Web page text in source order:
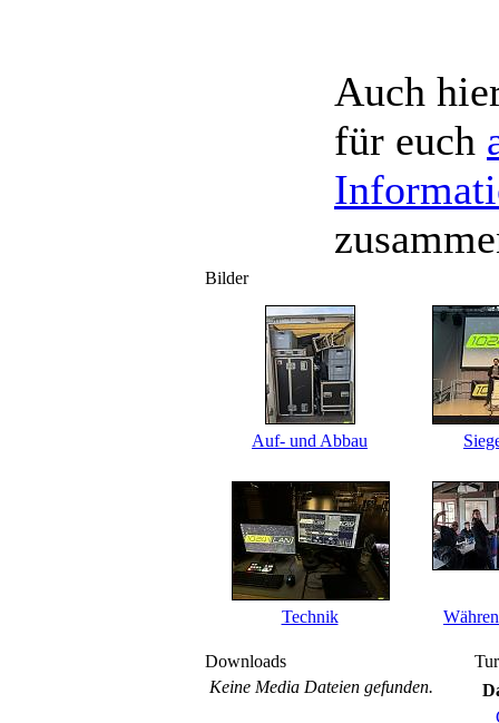
Auch
für euch
Bilder
Auf- und Abbau
Technik
Downloads
Keine Media Dateien gefunden.